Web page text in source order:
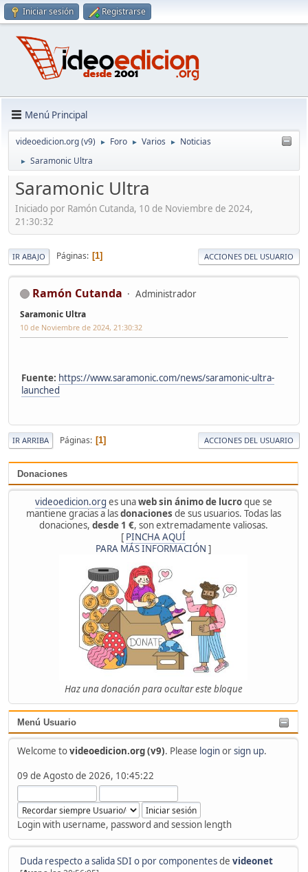
Iniciar sesión Registrarse
Menú Principal
videoedicion.org (v9) ► Foro ► Varios ► Noticias
► Saramonic Ultra
Donaciones
videoedicion.org es unaweb sin ánimo de lucroque se
mantiene gracias a lasdonaciones de sus usuarios. Todas las
donaciones, desde 1 €, son extremadamente valiosas.
[ PINCHA AQUÍ
PARA MÁS INFORMACIÓN ]
Haz una donación para ocultar este bloque
Menú Usuario
Welcome tovideoedicion.org (v9). Please loginorsign up.
09 de Agosto de 2026, 10:45:22
Login with username, password and session length
Duda respecto a salida SDI o por componentesde videonet
Saramonic Ultra
Iniciado por Ramón Cutanda, 10 de Noviembre de 2024,
21:30:32
IR ABAJO Páginas 1 ACCIONES DEL USUARIO
Ramón Cutanda Administrador
Saramonic Ultra
10 de Noviembre de 2024, 21:30:32
Fuente: https://www.saramonic.com/news/saramonic-ultra-
launched
IR ARRIBA Páginas 1 ACCIONES DEL USUARIO